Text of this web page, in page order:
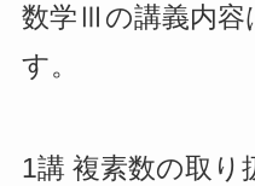
数学Ⅲの講義内容
す。
1講 複素数の取り